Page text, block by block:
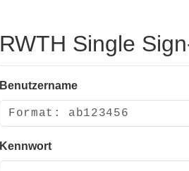
RWTH Single
Benutzername
Kennwort